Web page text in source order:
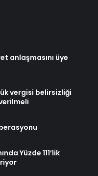
anlaşmasını üye
vergisi belirsizliği
Yüzde 111’lik